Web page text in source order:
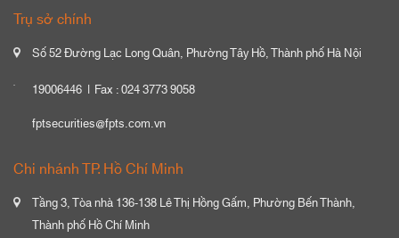
Trụ sở chính
Số 52 Đường Lạc Long Quân, Phường Tây Hồ, Thành phố Hà Nội
19006446
Fax : 024 3773 9058
fptsecurities@fpts.com.vn
Chi nhánh TP. Hồ Chí Minh
Tầng 3, Tòa nhà 136-138 Lê Thị Hồng Gấm, Phường Bến Thành,
Thành phố Hồ Chí Minh